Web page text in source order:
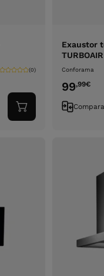
(0)
Adicionar
ao
Exaustor
Conforama
99,99€